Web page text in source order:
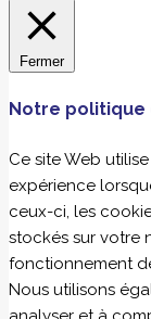
Fermer
Notre
Ce site Web
expérience
ceux-ci, les
stockés sur votre
fonctionnement
Nous utilisons